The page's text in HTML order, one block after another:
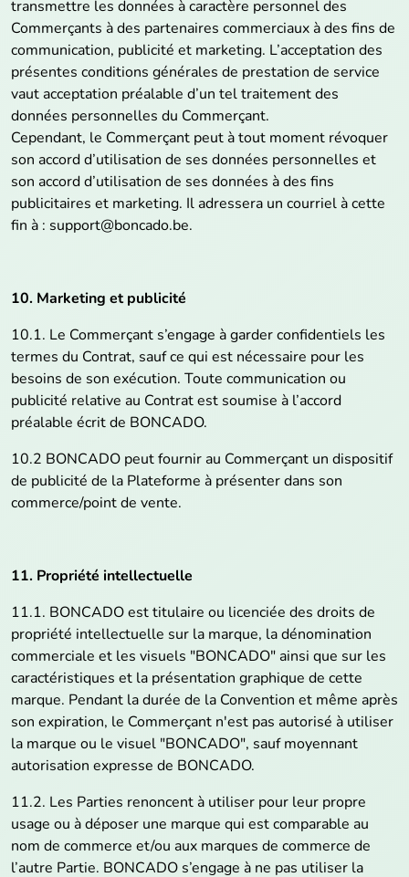
transmettre les données à caractère personnel des
Commerçants à des partenaires commerciaux à des fins de
communication, publicité et marketing. L’acceptation des
présentes conditions générales de prestation de service
vaut acceptation préalable d’un tel traitement des
données personnelles du Commerçant.
Cependant, le Commerçant peut à tout moment révoquer
son accord d’utilisation de ses données personnelles et
son accord d’utilisation de ses données à des fins
publicitaires et marketing. Il adressera un courriel à cette
fin à : support@boncado.be.
10. Marketing et publicité
10.1. Le Commerçant s’engage à garder confidentiels les
termes du Contrat, sauf ce qui est nécessaire pour les
besoins de son exécution. Toute communication ou
publicité relative au Contrat est soumise à l’accord
préalable écrit de BONCADO.
10.2 BONCADO peut fournir au Commerçant un dispositif
de publicité de la Plateforme à présenter dans son
commerce/point de vente.
11. Propriété intellectuelle
11.1. BONCADO est titulaire ou licenciée des droits de
propriété intellectuelle sur la marque, la dénomination
commerciale et les visuels "BONCADO" ainsi que sur les
caractéristiques et la présentation graphique de cette
marque. Pendant la durée de la Convention et même après
son expiration, le Commerçant n'est pas autorisé à utiliser
la marque ou le visuel "BONCADO", sauf moyennant
autorisation expresse de BONCADO.
11.2. Les Parties renoncent à utiliser pour leur propre
usage ou à déposer une marque qui est comparable au
nom de commerce et/ou aux marques de commerce de
l’autre Partie. BONCADO s’engage à ne pas utiliser la